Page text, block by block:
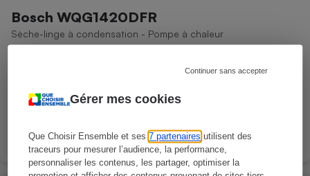
Gérer mes cookies
Que Choisir Ensemble et ses7 partenaires utilisent des
traceurs pour mesurer l’audience, la performance,
personnaliser les contenus, les partager, optimiser la
Continuer sans accepter
Bosch WQG1420DFR
Sèche-linge à condensation - Pompe à chaleur
Abonnez-vous pour découvrir la note
Comparer